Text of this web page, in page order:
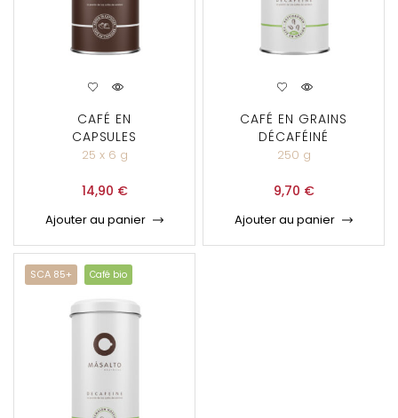
CAFÉ EN
CAPSULES
LUNGO
25 x 6 g
14,90 €
Ajouter au panier
CAFÉ EN GRAINS
DÉCAFÉINÉ
250 g
9,70 €
Ajouter au panier
SCA 85+ Café bio